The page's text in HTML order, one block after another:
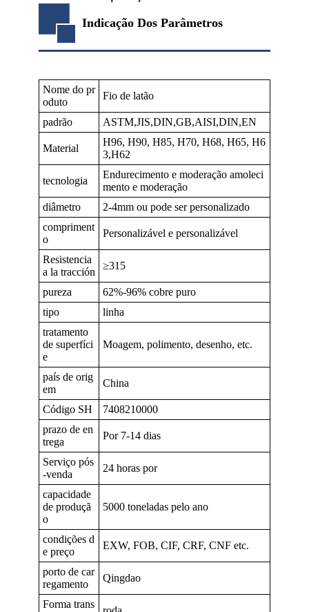
Indicação Dos Parâmetros
Nome do pr
oduto
Fio de latão
padrão ASTM,JIS,DIN,GB,AISI,DIN,EN
Material
H96, H90, H85, H70, H68, H65, H6
3,H62
tecnologia
Endurecimento e moderação amoleci
mento e moderação
diâmetro
2-4mm ou pode ser personalizado
compriment
o
Personalizável e personalizável
Resistencia
a la tracción
≥315
pureza
62%-96% cobre puro
tipo
linha
tratamento
de superfíci
e
Moagem, polimento, desenho, etc.
país de orig
em
China
Código SH
7408210000
prazo de en
trega
Por 7-14 dias
Serviço pós
-venda
24 horas por
capacidade
de produçã
o
5000 toneladas pelo ano
condições d
e preço
EXW, FOB, CIF, CRF, CNF etc.
porto de car
regamento
Qingdao
Forma trans